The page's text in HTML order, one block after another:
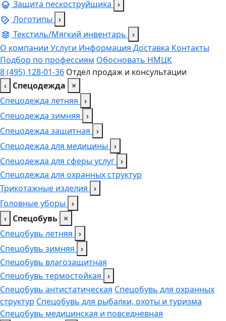
Защита пескоструйщика ›
Логотипы ›
Текстиль/Мягкий инвентарь ›
О компании Услуги Информация Доставка Контакты
Подбор по профессиям Обосновать НМЦК
8 (495) 128-01-36 Отдел продаж и консультации
‹ Спецодежда
×
Спецодежда летняя ›
Спецодежда зимняя ›
Спецодежда защитная ›
Спецодежда для медицины ›
Спецодежда для сферы услуг ›
Спецодежда для охранных структур
Трикотажные изделия ›
Головные уборы ›
‹ Спецобувь ×
Спецобувь летняя ›
Спецобувь зимняя ›
Спецобувь влагозащитная
Спецобувь термостойкая ›
Спецобувь антистатическая Спецобувь для охранных
структур Спецобувь для рыбалки, охоты и туризма
Спецобувь медицинская и повседневная